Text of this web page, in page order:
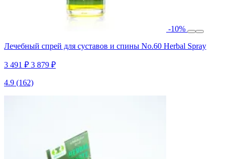
-10%
Лечебный спрей для суставов и спины No.60 Herbal Spray
3 491 ₽ 3 879 ₽
4.9 (162)